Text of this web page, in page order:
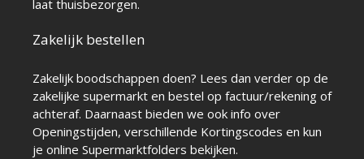
laat thuisbezorgen.
Zakelijk bestellen
Zakelijk boodschappen doen? Lees dan verder op de
zakelijke supermarkt en bestel op factuur/rekening of
achteraf. Daarnaast bieden we ook info over
Openingstijden, verschillende Kortingscodes en kun
je online Supermarktfolders bekijken.